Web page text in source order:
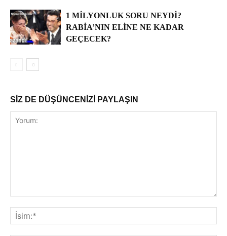
1 MILYONLUK SORU NEYDI?
RABIA’NIN ELINE NE KADAR
GEÇECEK?
SİZ DE DÜŞÜNCENİZİ PAYLAŞIN